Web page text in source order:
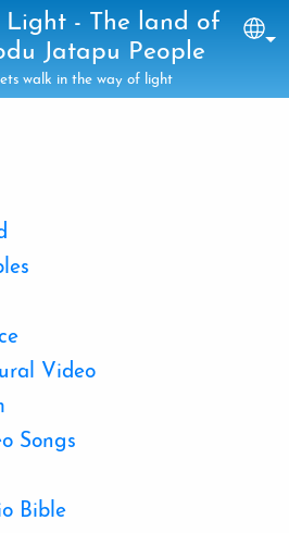
Light - The land of
Jatapu People
walk in the way of light
Video
Songs
Bible